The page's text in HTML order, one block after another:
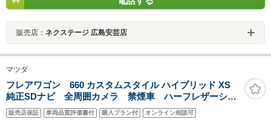
販売店： ネクステージ 広島安芸店
マツダ
フレアワゴン 660 カスタムスタイル ハイブリッド XS
純正SDナビ 全周囲カメラ 禁煙車 ハーフレザーシー
ト シートヒーター ドラレコ スマートキー LEDヘ
ッド ビルトインETC 純正15インチアルミ オートラ
販売店保証 車両品質評価書付 購入プラン付 オンライン相談可